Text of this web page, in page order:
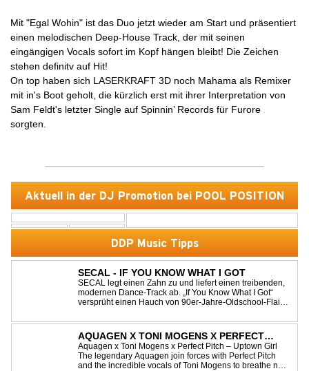
Aktuell in der DJ Promotion bei POOL POSITION
DDP Music Tipps
SECAL - IF YOU KNOW WHAT I GOT
SECAL legt einen Zahn zu und liefert einen treibenden,
modernen Dance-Track ab. „If You Know What I Got“
versprüht einen Hauch von 90er-Jahre-Oldschool-Flair,
Dance- oder Workout-Playlists und natürlich ideal für
Club- und Festival-Sets.
AQUAGEN X TONI MOGENS X PERFECT
PITCH - UPTOWN GIRL
Aquagen x Toni Mogens x Perfect Pitch – Uptown Girl
The legendary Aquagen join forces with Perfect Pitch
and the incredible vocals of Toni Mogens to breathe new
Mit "Egal Wohin" ist das Duo jetzt wieder am Start und präsentiert
einen melodischen Deep-House Track, der mit seinen
eingängigen Vocals sofort im Kopf hängen bleibt! Die Zeichen
stehen definitv auf Hit!
On top haben sich LASERKRAFT 3D noch Mahama als Remixer
mit in's Boot geholt, die kürzlich erst mit ihrer Interpretation von
Sam Feldt's letzter Single auf Spinnin’ Records für Furore
sorgten.